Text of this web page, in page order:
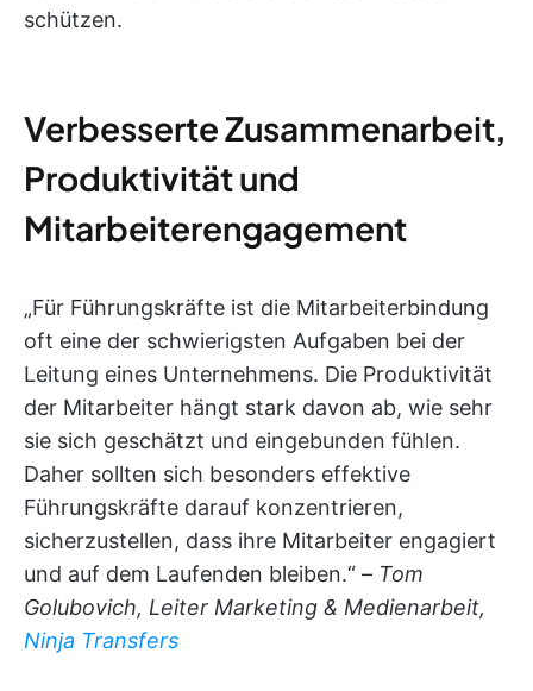
schützen.
Verbesserte Zusammenarbeit,
Produktivität und
Mitarbeiterengagement
„Für Führungskräfte ist die Mitarbeiterbindung
oft eine der schwierigsten Aufgaben bei der
Leitung eines Unternehmens. Die Produktivität
der Mitarbeiter hängt stark davon ab, wie sehr
sie sich geschätzt und eingebunden fühlen.
Daher sollten sich besonders effektive
Führungskräfte darauf konzentrieren,
sicherzustellen, dass ihre Mitarbeiter engagiert
und auf dem Laufenden bleiben.“ – Tom
Golubovich, Leiter Marketing & Medienarbeit,
Ninja Transfers